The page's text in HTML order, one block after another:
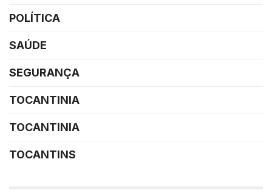
POLÍTICA
SAÚDE
SEGURANÇA
TOCANTINIA
TOCANTINIA
TOCANTINS